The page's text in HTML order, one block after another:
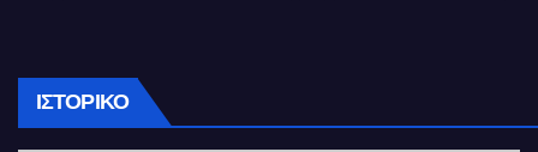
ΙΣΤΟΡΙΚΌ Ιστορικό